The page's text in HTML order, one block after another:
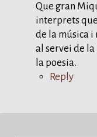
Que gran
interprets
de la música i
al servei de
la poesia.
Reply